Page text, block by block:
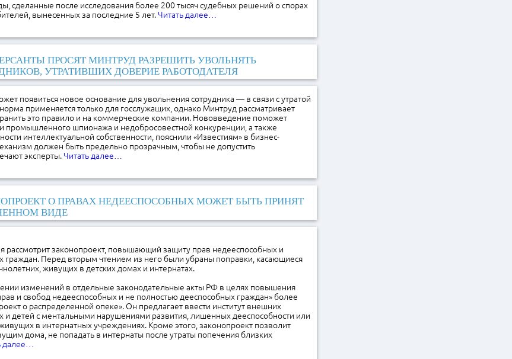
сделанные после исследования более 200 тысяч судебных решений о спорах
вынесенных за последние 5 лет. Читать далее…
ПРОСЯТ МИНТРУД РАЗРЕШИТЬ УВОЛЬНЯТЬ
УТРАТИВШИХ ДОВЕРИЕ РАБОТОДАТЕЛЯ
появиться новое основание для увольнения сотрудника — в связи с утратой
применяется только для госслужащих, однако Минтруд рассматривает
это правило и на коммерческие компании. Нововведение поможет
промышленного шпионажа и недобросовестной конкуренции, а также
интеллектуальной собственности, пояснили «Известиям» в бизнес-
должен быть предельно прозрачным, чтобы не допустить
эксперты. Читать далее…
О ПРАВАХ НЕДЕЕСПОСОБНЫХ МОЖЕТ БЫТЬ ПРИНЯТ
ВИДЕ
рассмотрит законопроект, повышающий защиту прав недееспособных и
граждан. Перед вторым чтением из него были убраны поправки, касающиеся
живущих в детских домах и интернатах.
изменений в отдельные законодательные акты РФ в целях повышения
и свобод недееспособных и не полностью дееспособных граждан» более
о распределенной опеке». Он предлагает ввести институт внешних
и детей с ментальными нарушениями развития, лишенных дееспособности или
в интернатных учреждениях. Кроме этого, законопроект позволит
дома, не попадать в интернаты после утраты попечения близких
далее…